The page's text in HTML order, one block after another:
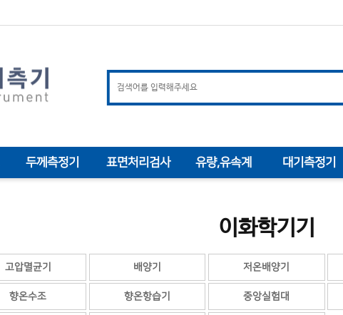
두께측정기 표면처리검사 유량,유속계 대기측정기
이화학기기
고압멸균기 배양기 저온배양기
향온수조 향온항습기 중앙실험대